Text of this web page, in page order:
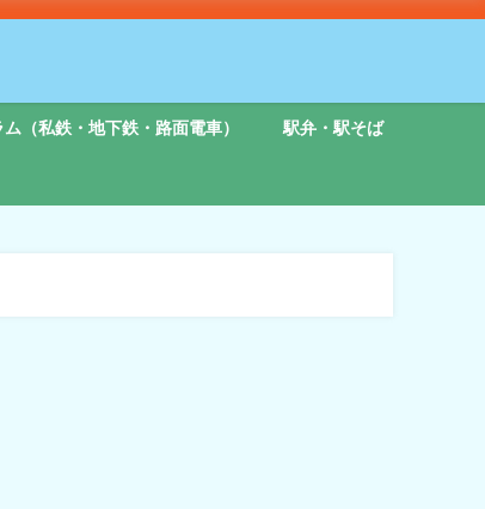
（私鉄・地下鉄・路面電車） 駅弁・駅そば